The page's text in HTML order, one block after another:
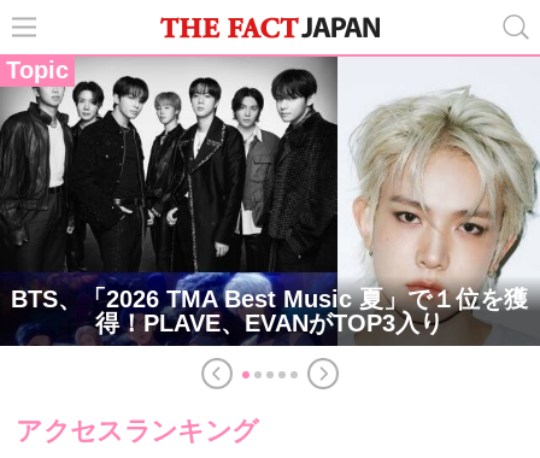
Topic
BTS、「2026 TMA Best Music 夏」で１位を獲
得！PLAVE、EVANがTOP3入り
アクセスランキング